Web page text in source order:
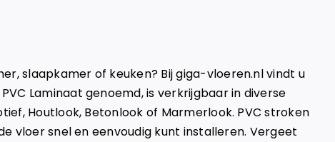
slaapkamer of keuken? Bij giga-vloeren.nl vindt u
Laminaat genoemd, is verkrijgbaar in diverse
Houtlook, Betonlook of Marmerlook. PVC stroken
vloer snel en eenvoudig kunt installeren. Vergeet